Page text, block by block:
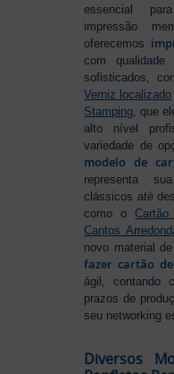
essencial
impressão
oferecemos
com qualidade
sofisticados,
Verniz localizado
Stamping, que
alto nível
variedade de
modelo de
representa
clássicos até
como oCartão
Cantos
novo material
fazer cartão
ágil, contando
prazos de
seu networking
Diversos